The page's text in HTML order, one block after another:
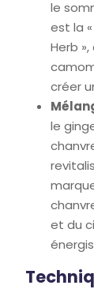
le
est la
Herb
créer
le
et du